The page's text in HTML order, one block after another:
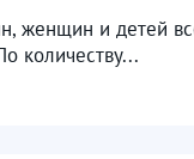
женщин и детей
количеству...